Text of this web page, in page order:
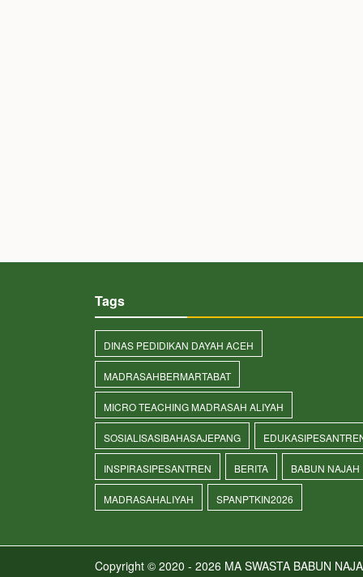
Tags
DINAS PEDIDIKAN DAYAH ACEH
MADRASAHBERMARTABAT
MICRO TEACHING MADRASAH ALIYAH
SOSIALISASIBAHASAJEPANG
INSPIRASIPESANTREN BERITA BABUN NAJAH
MADRASAHALIYAH SPANPTKIN2026
Copyright © 2020 - 2026 MA SWASTA BABUN